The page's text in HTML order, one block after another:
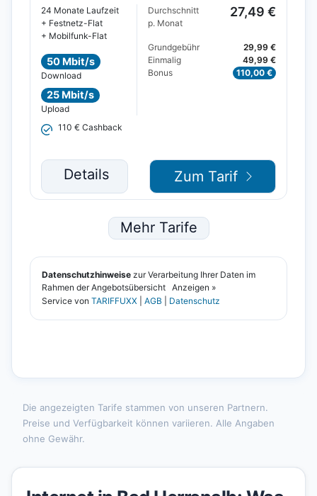
Die angezeigten Tarife stammen von unseren Partnern.
Preise und Verfügbarkeit können variieren. Alle Angaben
ohne Gewähr.